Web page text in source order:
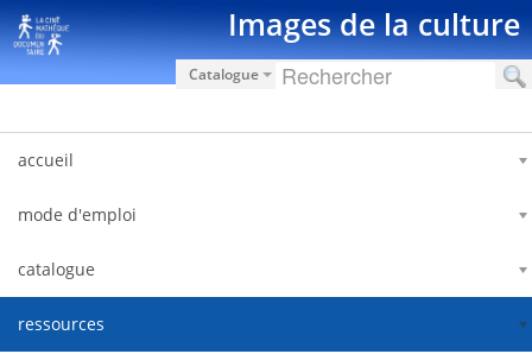
Saut au contenu Images de la culture
Catalogue
accueil
mode d'emploi
catalogue
ressources